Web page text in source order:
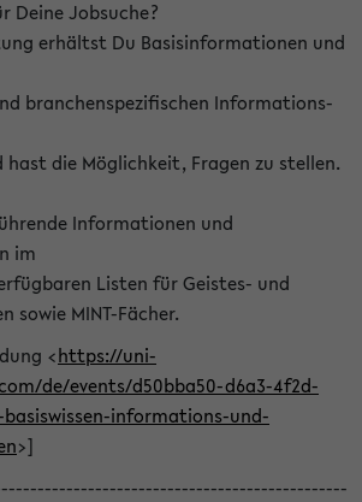
Deine Jobsuche?
erhältst Du Basisinformationen und
branchenspezifischen Informations-
die Möglichkeit, Fragen zu stellen.
Informationen und
im
Listen für Geistes- und
sowie MINT-Fächer.
<https://uni-
de/events/d50bba50-d6a3-4f2d-
basiswissen-informations-und-
>]